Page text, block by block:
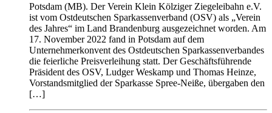
Potsdam (MB). Der Verein Klein Kölziger Ziegeleibahn e.V.
ist vom Ostdeutschen Sparkassenverband (OSV) als „Verein
des Jahres“ im Land Brandenburg ausgezeichnet worden. Am
17. November 2022 fand in Potsdam auf dem
Unternehmerkonvent des Ostdeutschen Sparkassenverbandes
die feierliche Preisverleihung statt. Der Geschäftsführende
Präsident des OSV, Ludger Weskamp und Thomas Heinze,
Vorstandsmitglied der Sparkasse Spree-Neiße, übergaben den
[…]